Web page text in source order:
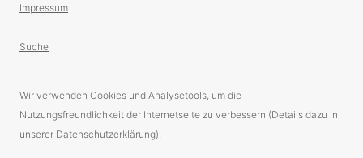
Impressum
Suche
Wir verwenden Cookies und Analysetools, um die
Nutzungsfreundlichkeit der Internetseite zu verbessern (Details dazu in
unserer Datenschutzerklärung).